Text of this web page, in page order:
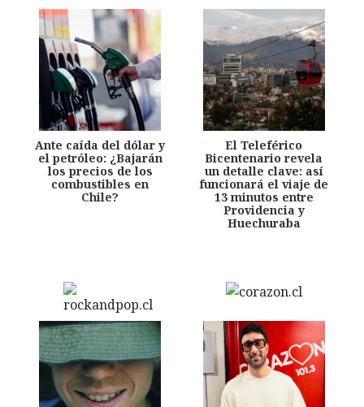
Ante caída del dólar y
el petróleo: ¿Bajarán
los precios de los
combustibles en
Chile?
El Teleférico
Bicentenario revela
un detalle clave: así
funcionará el viaje de
13 minutos entre
Providencia y
Huechuraba